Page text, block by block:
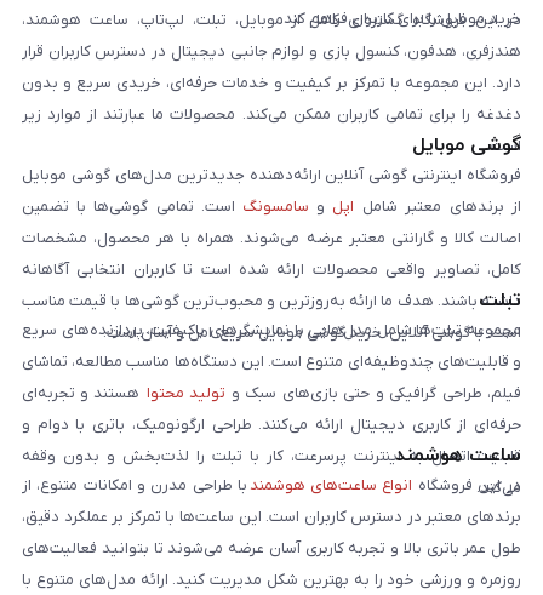
خرید موبایل را برای کاربران فراهم کند.
در این فروشگاه گستره‌ای کامل از موبایل، تبلت، لپ‌تاپ، ساعت هوشمند،
هندزفری، هدفون، کنسول بازی و لوازم جانبی دیجیتال در دسترس کاربران قرار
دارد. این مجموعه با تمرکز بر کیفیت و خدمات حرفه‌ای، خریدی سریع و بدون
دغدغه را برای تمامی کاربران ممکن می‌کند. محصولات ما عبارتند از موارد زیر
است:
گوشی موبایل
فروشگاه اینترنتی گوشی آنلاین ارائه‌دهنده جدیدترین مدل‌های گوشی موبایل
از برندهای معتبر شامل اپل و سامسونگ است. تمامی گوشی‌ها با تضمین
اصالت کالا و گارانتی معتبر عرضه می‌شوند. همراه با هر محصول، مشخصات
کامل، تصاویر واقعی محصولات ارائه شده است تا کاربران انتخابی آگاهانه
داشته باشند. هدف ما ارائه به‌روزترین و محبوب‌ترین گوشی‌ها با قیمت مناسب
است. با گوشی آنلاین، خرید گوشی موبایل سریع، امن و آسان است.
تبلت
مجموعه تبلت‌ها شامل مدل‌هایی با نمایشگرهای باکیفیت، پردازنده‌های سریع
و قابلیت‌های چندوظیفه‌ای متنوع است. این دستگاه‌ها مناسب مطالعه، تماشای
فیلم، طراحی گرافیکی و حتی بازی‌های سبک و تولید محتوا هستند و تجربه‌ای
حرفه‌ای از کاربری دیجیتال ارائه می‌کنند. طراحی ارگونومیک، باتری با دوام و
قابلیت اتصال به اینترنت پرسرعت، کار با تبلت را لذت‌بخش و بدون وقفه
می‌کند.
ساعت هوشمند
در این فروشگاه انواع ساعت‌های هوشمند با طراحی مدرن و امکانات متنوع، از
برندهای معتبر در دسترس کاربران است. این ساعت‌ها با تمرکز بر عملکرد دقیق،
طول عمر باتری بالا و تجربه کاربری آسان عرضه می‌شوند تا بتوانید فعالیت‌های
روزمره و ورزشی خود را به بهترین شکل مدیریت کنید. ارائه مدل‌های متنوع با